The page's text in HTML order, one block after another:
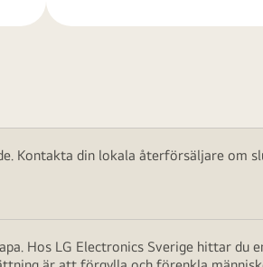
Kontakta din lokala återförsäljare om
Hos LG Electronics Sverige hittar du